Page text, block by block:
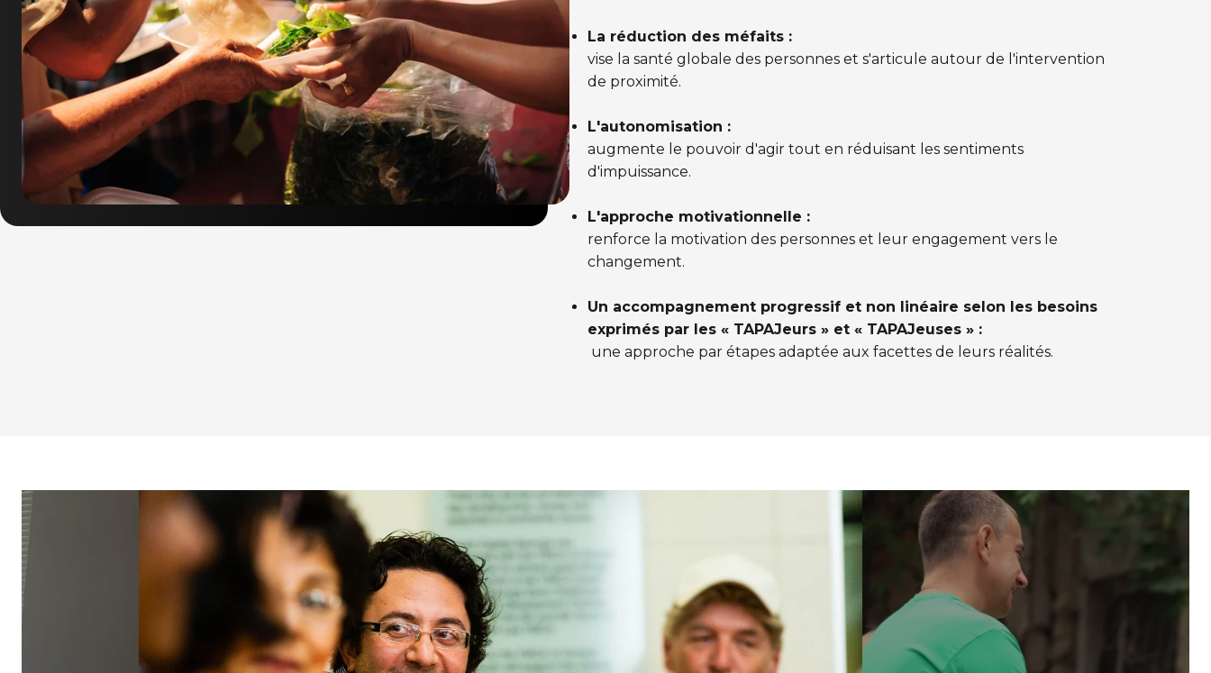
La réduction des méfaits :
vise la santé globale des personnes et s'articule autour de l'intervention
de proximité.
L'autonomisation :
augmente le pouvoir d'agir tout en réduisant les sentiments
d'impuissance.
L'approche motivationnelle :
renforce la motivation des personnes et leur engagement vers le
changement.
Un accompagnement progressif et non linéaire selon les besoins
exprimés par les « TAPAJeurs » et « TAPAJeuses » :
une approche par étapes adaptée aux facettes de leurs réalités.